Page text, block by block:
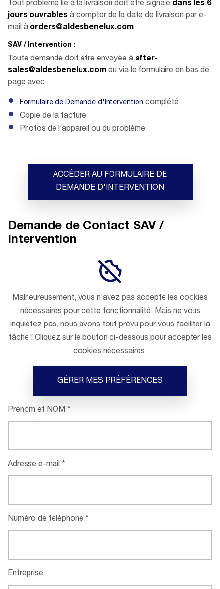
Tout problème lié à la livraison doit être signalé dans les 6
jours ouvrables à compter de la date de livraison par e-
mail à orders@aldesbenelux.com
SAV / Intervention :
Toute demande doit être envoyée à after-
sales@aldesbenelux.com ou via le formulaire en bas de
page avec :
Formulaire de Demande d'Intervention complété
Copie de la facture
Photos de l’appareil ou du problème
ACCÉDER AU FORMULAIRE DE
DEMANDE D'INTERVENTION
Demande de Contact SAV /
Intervention
Malheureusement, vous n’avez pas accepté les cookies
nécessaires pour cette fonctionnalité. Mais ne vous
inquiétez pas, nous avons tout prévu pour vous faciliter la
tâche ! Cliquez sur le bouton ci-dessous pour accepter les
cookies nécessaires.
GÉRER MES PRÉFÉRENCES
Prénom et NOM
Adresse e-mail
Numéro de téléphone
Entreprise